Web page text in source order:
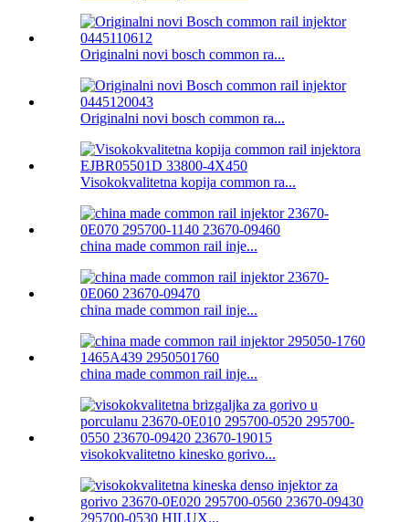
Originalni novi bosch common ra...
Originalni novi bosch common ra...
Visokokvalitetna kopija common ra...
china made common rail inje...
china made common rail inje...
china made common rail inje...
visokokvalitetno kinesko gorivo...